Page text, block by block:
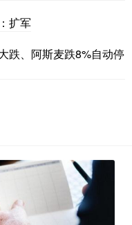
扩军
跌、阿斯麦跌8%自动停